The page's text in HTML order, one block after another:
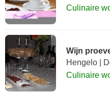
Culinaire
Wijn
Hengelo |
Culinaire